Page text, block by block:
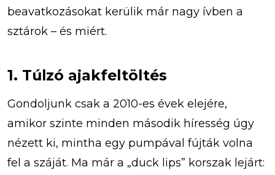
beavatkozásokat kerülik már nagy ívben a
sztárok – és miért.
1. Túlzó ajakfeltöltés
Gondoljunk csak a 2010-es évek elejére,
amikor szinte minden második híresség úgy
nézett ki, mintha egy pumpával fújták volna
fel a száját. Ma már a „duck lips” korszak lejárt: